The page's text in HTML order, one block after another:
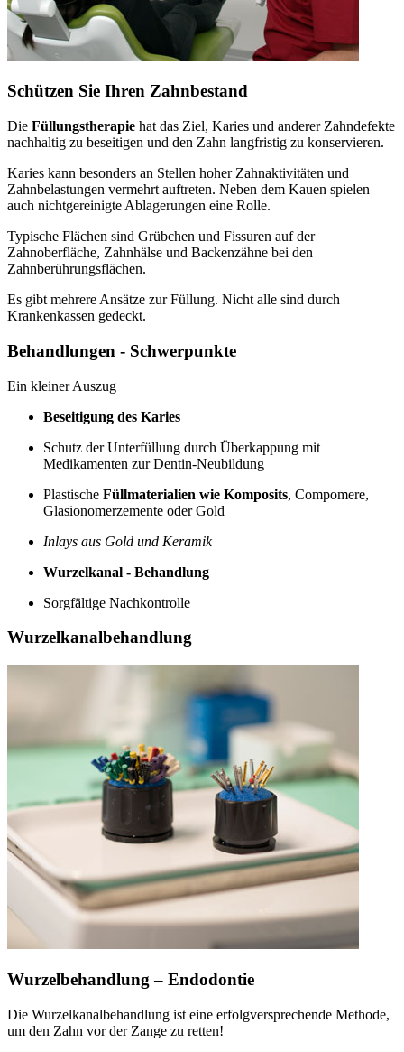
Schützen Sie Ihren Zahnbestand
Die Füllungstherapie hat das Ziel, Karies und anderer Zahndefekte
nachhaltig zu beseitigen und den Zahn langfristig zu konservieren.
Karies kann besonders an Stellen hoher Zahnaktivitäten und
Zahnbelastungen vermehrt auftreten. Neben dem Kauen spielen
auch nichtgereinigte Ablagerungen eine Rolle.
Typische Flächen sind Grübchen und Fissuren auf der
Zahnoberfläche, Zahnhälse und Backenzähne bei den
Zahnberührungsflächen.
Es gibt mehrere Ansätze zur Füllung. Nicht alle sind durch
Krankenkassen gedeckt.
Behandlungen - Schwerpunkte
Ein kleiner Auszug
Beseitigung des Karies
Schutz der Unterfüllung durch Überkappung mit
Medikamenten zur Dentin-Neubildung
Plastische Füllmaterialien wie Komposits, Compomere,
Glasionomerzemente oder Gold
Inlays aus Gold und Keramik
Wurzelkanal - Behandlung
Sorgfältige Nachkontrolle
Wurzelkanalbehandlung
Wurzelbehandlung – Endodontie
Die Wurzelkanalbehandlung ist eine erfolgversprechende Methode,
um den Zahn vor der Zange zu retten!